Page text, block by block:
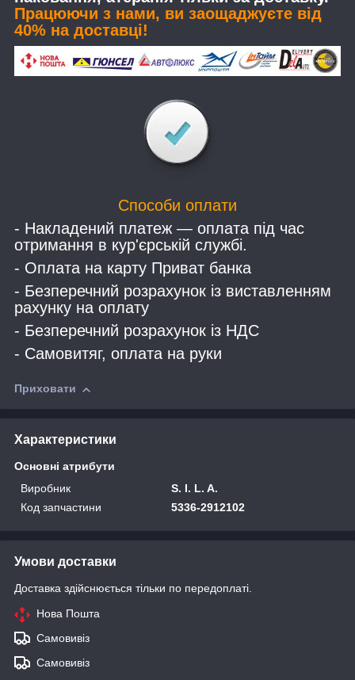
Працюючи з нами, ви заощаджуєте від
40% на доставці!
Способи оплати
- Накладений платеж — оплата під час
отримання в кур'єрській службі.
- Оплата на карту Приват банка
- Безперечний розрахунок із виставленням
рахунку на оплату
- Безперечний розрахунок із НДС
- Самовитяг, оплата на руки
Приховати
Характеристики
Основні атрибути
Виробник
S. I. L. A.
Код запчастини
5336-2912102
Умови доставки
Доставка здійснюється тільки по передоплаті.
Нова Пошта
Самовивіз
Самовивіз